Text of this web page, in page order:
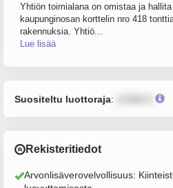
Yhtiön toimialana on omistaa ja
kaupunginosan korttelin nro 418
rakennuksia. Yhtiö...
Lue lisää
Suositeltu luottoraja:
Rekisteritiedot
Arvonlisäverovelvollisuus: